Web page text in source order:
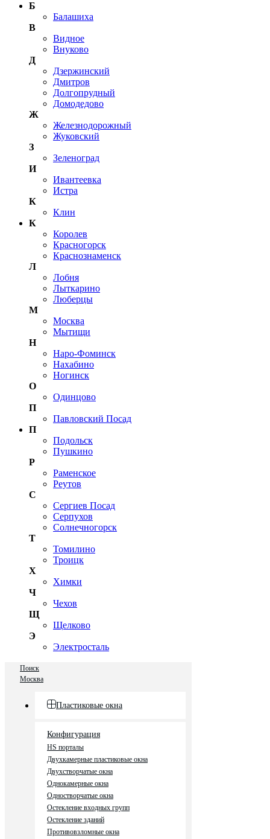
Б
Балашиха
В
Видное
Внуково
Д
Дзержинский
Дмитров
Долгопрудный
Домодедово
Ж
Железнодорожный
Жуковский
З
Зеленоград
И
Ивантеевка
Истра
К
Клин
К
Королев
Красногорск
Краснознаменск
Л
Лобня
Лыткарино
Люберцы
М
Москва
Мытищи
Н
Наро-Фоминск
Нахабино
Ногинск
О
Одинцово
П
Павловский Посад
П
Подольск
Пушкино
Р
Раменское
Реутов
С
Сергиев Посад
Серпухов
Солнечногорск
Т
Томилино
Троицк
Х
Химки
Ч
Чехов
Щ
Щелково
Э
Электросталь
Поиск
Москва
Пластиковые окна
Конфигурация
HS порталы
Двухкамерные пластиковые окна
Двухстворчатые окна
Однокамерные окна
Одностворчатые окна
Остекление входных групп
Остекление зданий
Противовзломные окна